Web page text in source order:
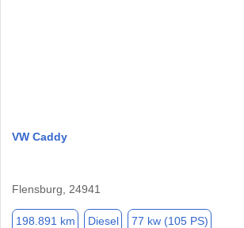
VW Caddy
Flensburg, 24941
198.891 km Diesel 77 kw (105 PS)